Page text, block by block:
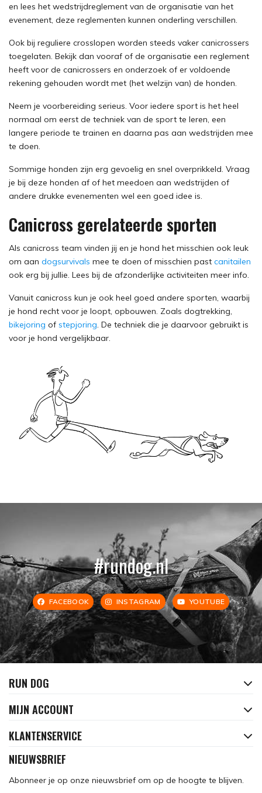
en lees het wedstrijdreglement van de organisatie van het
evenement, deze reglementen kunnen onderling verschillen.
Ook bij reguliere crosslopen worden steeds vaker canicrossers
toegelaten. Bekijk dan vooraf of de organisatie een reglement
heeft voor de canicrossers en onderzoek of er voldoende
rekening gehouden wordt met (het welzijn van) de honden.
Neem je voorbereiding serieus. Voor iedere sport is het heel
normaal om eerst de techniek van de sport te leren, een
langere periode te trainen en daarna pas aan wedstrijden mee
te doen.
Sommige honden zijn erg gevoelig en snel overprikkeld. Vraag
je bij deze honden af of het meedoen aan wedstrijden of
andere drukke evenementen wel een goed idee is.
Canicross gerelateerde sporten
Als canicross team vinden jij en je hond het misschien ook leuk
om aan dogsurvivals mee te doen of misschien past canitailen
ook erg bij jullie. Lees bij de afzonderlijke activiteiten meer info.
Vanuit canicross kun je ook heel goed andere sporten, waarbij
je hond recht voor je loopt, opbouwen. Zoals dogtrekking,
bikejoring of stepjoring. De techniek die je daarvoor gebruikt is
voor je hond vergelijkbaar.
#rundog.nl
FACEBOOK INSTAGRAM YOUTUBE
RUN DOG
MIJN ACCOUNT
KLANTENSERVICE
NIEUWSBRIEF
Abonneer je op onze nieuwsbrief om op de hoogte te blijven.